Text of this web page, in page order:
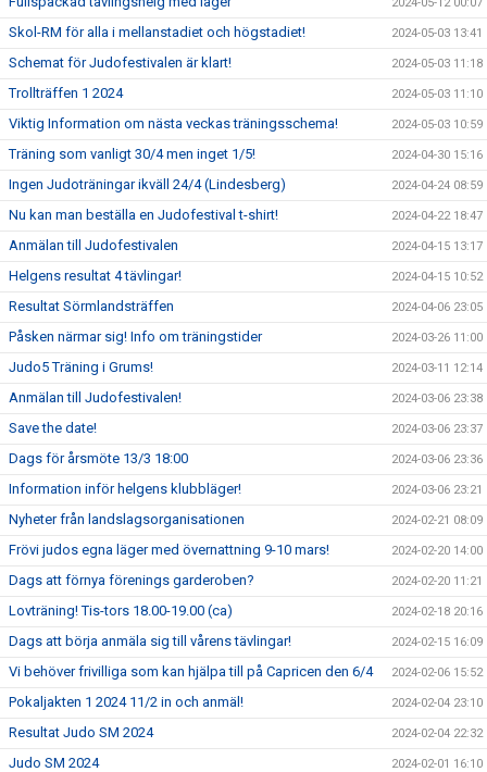
Skol-RM för alla i mellanstadiet och högstadiet! 2024-05-03 13:41
Schemat för Judofestivalen är klart! 2024-05-03 11:18
Trollträffen 1 2024 2024-05-03 11:10
Viktig Information om nästa veckas träningsschema! 2024-05-03 10:59
Träning som vanligt 30/4 men inget 1/5! 2024-04-30 15:16
Ingen Judoträningar ikväll 24/4 (Lindesberg) 2024-04-24 08:59
Nu kan man beställa en Judofestival t-shirt! 2024-04-22 18:47
Anmälan till Judofestivalen 2024-04-15 13:17
Helgens resultat 4 tävlingar! 2024-04-15 10:52
Resultat Sörmlandsträffen 2024-04-06 23:05
Påsken närmar sig! Info om träningstider 2024-03-26 11:00
Judo5 Träning i Grums! 2024-03-11 12:14
Anmälan till Judofestivalen! 2024-03-06 23:38
Save the date! 2024-03-06 23:37
Dags för årsmöte 13/3 18:00 2024-03-06 23:36
Information inför helgens klubbläger! 2024-03-06 23:21
Nyheter från landslagsorganisationen 2024-02-21 08:09
Frövi judos egna läger med övernattning 9-10 mars! 2024-02-20 14:00
Dags att förnya förenings garderoben? 2024-02-20 11:21
Lovträning! Tis-tors 18.00-19.00 (ca) 2024-02-18 20:16
Dags att börja anmäla sig till vårens tävlingar! 2024-02-15 16:09
Vi behöver frivilliga som kan hjälpa till på Capricen den 6/4 2024-02-06 15:52
Pokaljakten 1 2024 11/2 in och anmäl! 2024-02-04 23:10
Resultat Judo SM 2024 2024-02-04 22:32
Judo SM 2024 2024-02-01 16:10